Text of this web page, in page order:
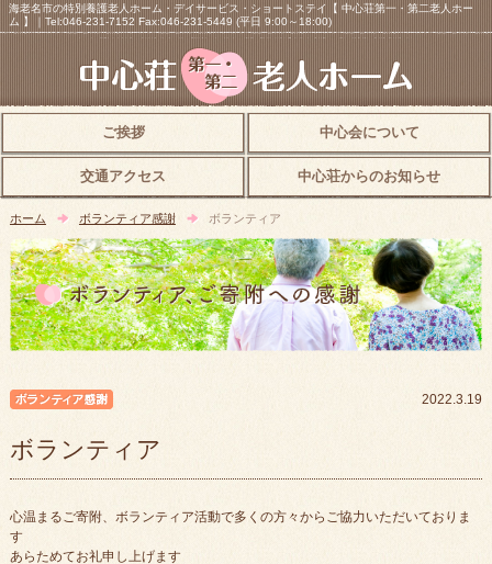
海老名市の特別養護老人ホーム・デイサービス・ショートステイ【 中心荘第一・第二老人ホー
ム 】｜Tel:046-231-7152 Fax:046-231-5449 (平日 9:00～18:00)
ご挨拶 中心会について
交通アクセス 中心荘からのお知らせ
ホーム ボランティア感謝 ボランティア
2022.3.19
ボランティア
心温まるご寄附、ボランティア活動で多くの方々からご協力いただいておりま
す
あらためてお礼申し上げます